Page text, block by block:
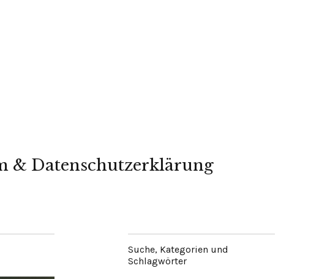
& Datenschutzerklärung
Suche, Kategorien und
Schlagwörter